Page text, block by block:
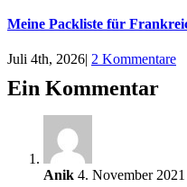
Meine Packliste für
Juli 4th, 2026| 2 Kommentare
Ein Kommentar
Anik 4. November